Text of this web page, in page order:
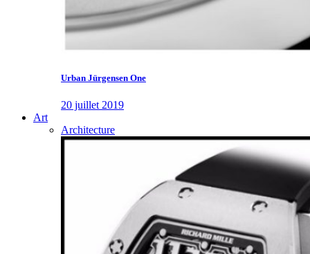
Urban Jürgensen One
20 juillet 2019
Art
Architecture